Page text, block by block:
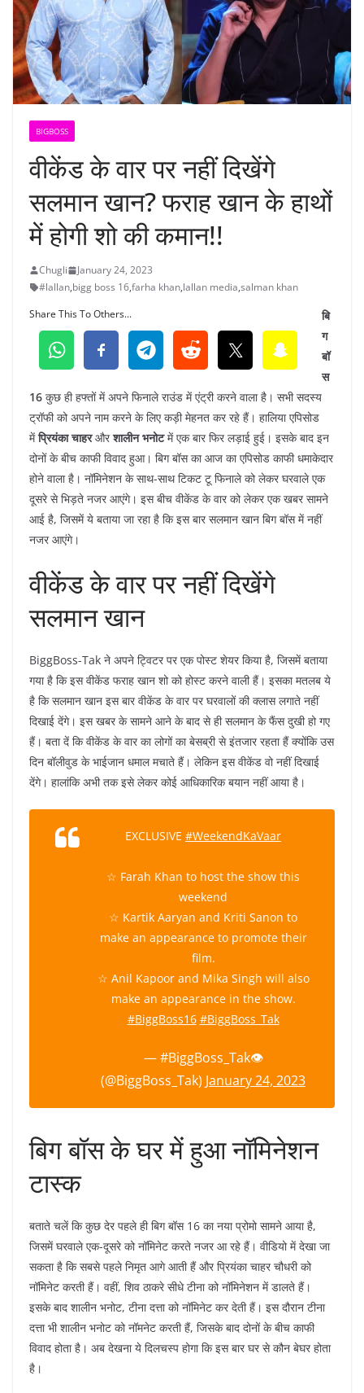
BIGBOSS
वीकेंड के वार पर नहीं दिखेंगे
सलमान खान? फराह खान के हाथों
में होगी शो की कमान!!
Chugli
January 24, 2023
#lallan,bigg boss 16,farha khan,lallan media,salman khan
Share This To Others...
बि
ग
बॉ
स
16 कुछ ही हफ्तों में अपने फिनाले राउंड में एंट्री करने वाला है। सभी सदस्य
ट्रॉफी को अपने नाम करने के लिए कड़ी मेहनत कर रहे हैं। हालिया एपिसोड
मेंप्रियंका चाहरऔरशालीन भनोटमें एक बार फिर लड़ाई हुई। इसके बाद इन
दोनों के बीच काफी विवाद हुआ। बिग बॉस का आज का एपिसोड काफी धमाकेदार
होने वाला है। नॉमिनेशन के साथ-साथ टिकट टू फिनाले को लेकर घरवाले एक
दूसरे से भिड़ते नजर आएंगे। इस बीच वीकेंड के वार को लेकर एक खबर सामने
आई है, जिसमें ये बताया जा रहा है कि इस बार सलमान खान बिग बॉस में नहीं
नजर आएंगे।
वीकेंड के वार पर नहीं दिखेंगे
सलमान खान
BiggBoss-Tak ने अपने ट्विटर पर एक पोस्ट शेयर किया है, जिसमें बताया
गया है कि इस वीकेंड फराह खान शो को होस्ट करने वाली हैं। इसका मतलब ये
है कि सलमान खान इस बार वीकेंड के वार पर घरवालों की क्लास लगाते नहीं
दिखाई देंगे। इस खबर के सामने आने के बाद से ही सलमान के फैंस दुखी हो गए
हैं। बता दें कि वीकेंड के वार का लोगों का बेसब्री से इंतजार रहता हैं क्योंकि उस
दिन बॉलीवुड के भाईजान धमाल मचाते हैं। लेकिन इस वीकेंड वो नहीं दिखाई
देंगे। हालांकि अभी तक इसे लेकर कोई आधिकारिक बयान नहीं आया है।
EXCLUSIVE #WeekendKaVaar
☆ Farah Khan to host the show this
weekend
☆ Kartik Aaryan and Kriti Sanon to
make an appearance to promote their
film.
☆ Anil Kapoor and Mika Singh will also
make an appearance in the show.
#BiggBoss16 #BiggBoss_Tak
— #BiggBoss_Tak👁
(@BiggBoss_Tak) January 24, 2023
बिग बॉस के घर में हुआ नॉमिनेशन
टास्क
बताते चलें कि कुछ देर पहले ही बिग बॉस 16 का नया प्रोमो सामने आया है,
जिसमें घरवाले एक-दूसरे को नॉमिनेट करते नजर आ रहे हैं। वीडियो में देखा जा
सकता है कि सबसे पहले निमृत आगे आती हैं और प्रियंका चाहर चौधरी को
नॉमिनेट करती हैं। वहीं, शिव ठाकरे सीधे टीना को नॉमिनेशन में डालते हैं।
इसके बाद शालीन भनोट, टीना दत्ता को नॉमिनेट कर देती हैं। इस दौरान टीना
दत्ता भी शालीन भनोट को नॉमनेट करती हैं, जिसके बाद दोनों के बीच काफी
विवाद होता है। अब देखना ये दिलचस्प होगा कि इस बार घर से कौन बेघर होता
है।